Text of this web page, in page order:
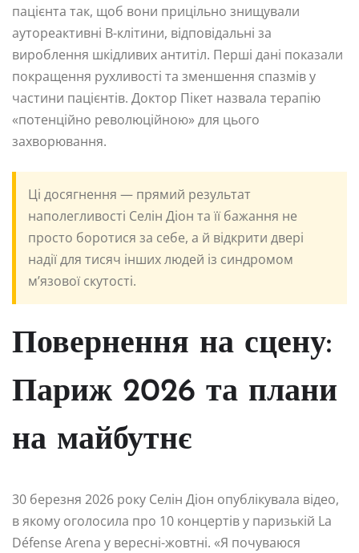
пацієнта так, щоб вони прицільно знищували
аутореактивні B-клітини, відповідальні за
вироблення шкідливих антитіл. Перші дані показали
покращення рухливості та зменшення спазмів у
частини пацієнтів. Доктор Пікет назвала терапію
«потенційно революційною» для цього
захворювання.
Ці досягнення — прямий результат
наполегливості Селін Діон та її бажання не
просто боротися за себе, а й відкрити двері
надії для тисяч інших людей із синдромом
м’язової скутості.
Повернення на сцену:
Париж 2026 та плани
на майбутнє
30 березня 2026 року Селін Діон опублікувала відео,
в якому оголосила про 10 концертів у паризькій La
Défense Arena у вересні-жовтні. «Я почуваюся